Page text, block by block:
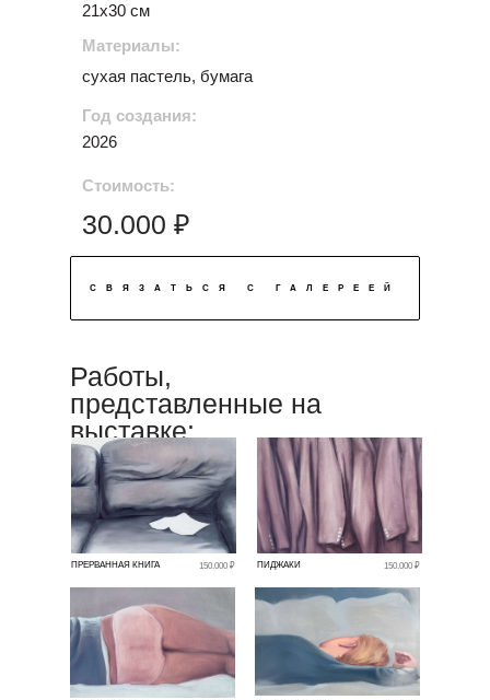
СВЯЗАТЬСЯ С ГАЛЕРЕЕЙ
30.000 ₽
Стоимость:
Материалы:
сухая пастель, бумага
Год создания:
2026
21х30 см
Работы,
представленные на
выставке:
ПРЕРВАННАЯ КНИГА 150.000 ₽ ПИДЖАКИ 150.000 ₽